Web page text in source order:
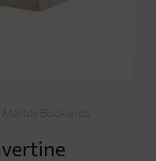
Bookends